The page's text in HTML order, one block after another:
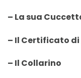
– La sua
– Il Certificato
– Il Collarino